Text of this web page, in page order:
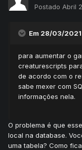
Postado Abril
Em 28/03/2021
para aumentar o
creaturescripts
de acordo com o
sabe mexer com
informações nela.
O problema é que
local na database.
uma tabela? Como